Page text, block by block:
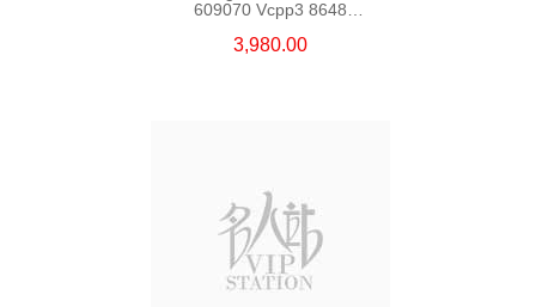
609070 Vcpp3 8648
3,980.00